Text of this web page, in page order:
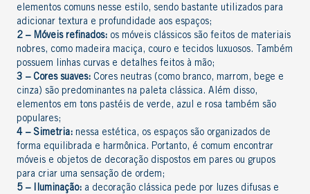
elementos comuns nesse estilo, sendo bastante utilizados para
adicionar textura e profundidade aos espaços;
2 – Móveis refinados: os móveis clássicos são feitos de materiais
nobres, como madeira maciça, couro e tecidos luxuosos. Também
possuem linhas curvas e detalhes feitos à mão;
3 – Cores suaves: Cores neutras (como branco, marrom, bege e
cinza) são predominantes na paleta clássica. Além disso,
elementos em tons pastéis de verde, azul e rosa também são
populares;
4 – Simetria: nessa estética, os espaços são organizados de
forma equilibrada e harmônica. Portanto, é comum encontrar
móveis e objetos de decoração dispostos em pares ou grupos
para criar uma sensação de ordem;
5 – Iluminação: a decoração clássica pede por luzes difusas e